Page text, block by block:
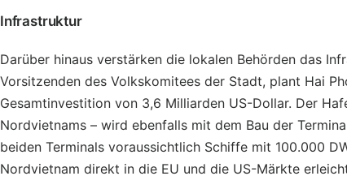
Infrastruktur
Darüber hinaus verstärken die lokalen Behörden das
Vorsitzenden des Volkskomitees der Stadt, plant Hai
Gesamtinvestition von 3,6 Milliarden US-Dollar. Der
Nordvietnams – wird ebenfalls mit dem Bau der
beiden Terminals voraussichtlich Schiffe mit 100.000
Nordvietnam direkt in die EU und die US-Märkte